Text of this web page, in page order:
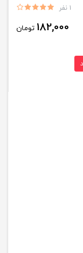
1 نفر
182,000 تومان